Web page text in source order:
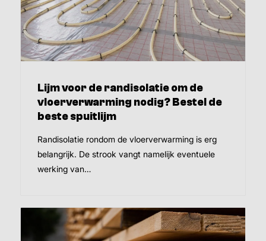
Lijm voor de randisolatie om de
vloerverwarming nodig? Bestel de
beste spuitlijm
Randisolatie rondom de vloerverwarming is erg
belangrijk. De strook vangt namelijk eventuele
werking van…